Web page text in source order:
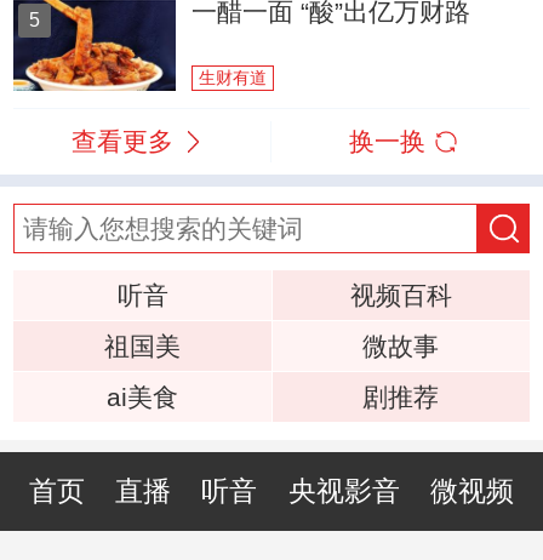
5 一醋一面 “酸”出亿万财路
生财有道
查看更多 换一换
听音
视频百科
祖国美
微故事
ai美食
剧推荐
首页 直播 听音 央视影音 微视频